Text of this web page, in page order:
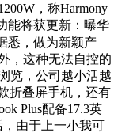
，称Harmony
能将获更新：曝华
悉，做为新颖产
，这种无法自控的
览，公司越小活越
折叠屏手机，还有
Plus配备17.3英
由于上一小我可